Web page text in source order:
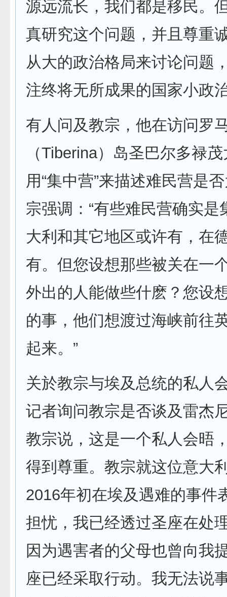
源远流长，我们都是移民。
真研究这个问题，并且尊重
从大的政治格局来讨论问题
注终将无所成果的国家小政
有人问及教宗，他在访问罗
（Tiberina）岛圣巴尔多禄
用“集中营”来描述难民营是
宗强调：“有些难民营确实是
大利和其它地区或许有，在
有。但您设想那些被关在一
外出的人能做些什麽？您设
的事，他们想渡过海峡前往
起来。”
关於教宗与埃及总统的私人
记者询问教宗是否谈及雷杰
教宗说，这是一个私人会晤
得到尊重。教宗就这位意大
2016年初在埃及遇难的事件
担忧，我已经透过圣座在处
因为遇害者的父母也曾向我
座已经采取行动。我无法说